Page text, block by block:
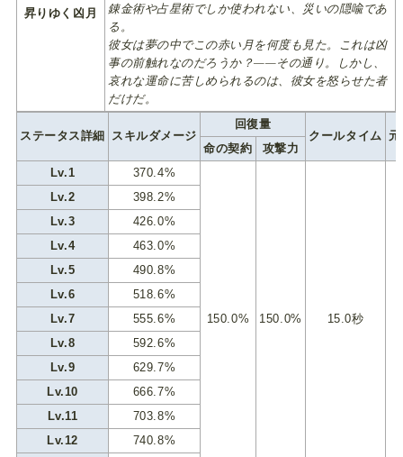
昇りゆく凶月
錬金術や占星術でしか使われない、災いの隠喩であ
る。
彼女は夢の中でこの赤い月を何度も見た。これは凶
事の前触れなのだろうか？——その通り。しかし、
哀れな運命に苦しめられるのは、彼女を怒らせた者
だけだ。
ステータス詳細 スキルダメージ
回復量
クールタイム
命の契約
攻撃力
Lv.1
370.4%
150.0% 150.0% 15.0秒
Lv.2
398.2%
Lv.3
426.0%
Lv.4
463.0%
Lv.5
490.8%
Lv.6
518.6%
Lv.7
555.6%
Lv.8
592.6%
Lv.9
629.7%
Lv.10
666.7%
Lv.11
703.8%
Lv.12
740.8%